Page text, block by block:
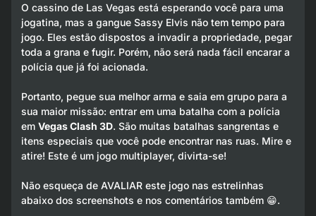
O cassino de Las Vegas está esperando você para uma
jogatina, mas a gangue Sassy Elvis não tem tempo para
jogo. Eles estão dispostos a invadir a propriedade, pegar
toda a grana e fugir. Porém, não será nada fácil encarar a
polícia que já foi acionada.
Portanto, pegue sua melhor arma e saia em grupo para a
sua maior missão: entrar em uma batalha com a polícia
em Vegas Clash 3D. São muitas batalhas sangrentas e
itens especiais que você pode encontrar nas ruas. Mire e
atire! Este é um jogo multiplayer, divirta-se!
Não esqueça de AVALIAR este jogo nas estrelinhas
abaixo dos screenshots e nos comentários também 😁.